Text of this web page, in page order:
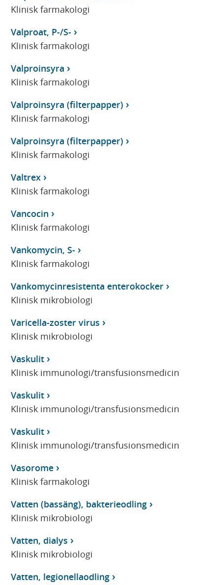
Klinisk farmakologi
Valproat, P-/S-
Klinisk farmakologi
Valproinsyra
Klinisk farmakologi
Valproinsyra (filterpapper)
Klinisk farmakologi
Valproinsyra (filterpapper)
Klinisk farmakologi
Valtrex
Klinisk farmakologi
Vancocin
Klinisk farmakologi
Vankomycin, S-
Klinisk farmakologi
Vankomycinresistenta enterokocker
Klinisk mikrobiologi
Varicella-zoster virus
Klinisk mikrobiologi
Vaskulit
Klinisk immunologi/transfusionsmedicin
Vaskulit
Klinisk immunologi/transfusionsmedicin
Vaskulit
Klinisk immunologi/transfusionsmedicin
Vasorome
Klinisk farmakologi
Vatten (bassäng), bakterieodling
Klinisk mikrobiologi
Vatten, dialys
Klinisk mikrobiologi
Vatten, legionellaodling